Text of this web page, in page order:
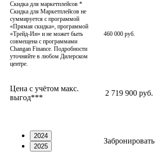
Скидка для маркетплейсов *
Скидка для Маркетплейсов не
суммируется с программой
«Прямая скидка», программой
«Трейд-Ин» и не может быть
совмещена с программами
Changan Finance. Подробности
уточняйте в любом Дилерском
центре.
460 000 руб.
Цена с учётом макс.
выгод***
2 719 900 руб.
2024
2025
Забронировать